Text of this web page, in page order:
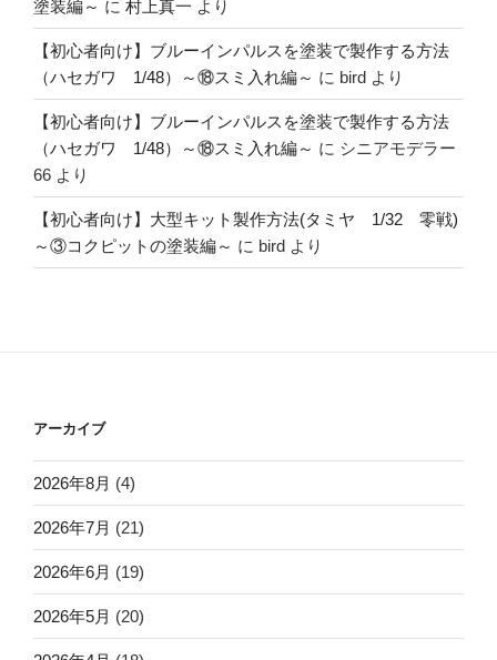
塗装編～ に 村上真一 より
【初心者向け】ブルーインパルスを塗装で製作する方法
（ハセガワ 1/48）～⑱スミ入れ編～ に bird より
【初心者向け】ブルーインパルスを塗装で製作する方法
（ハセガワ 1/48）～⑱スミ入れ編～ に シニアモデラー
66 より
【初心者向け】大型キット製作方法(タミヤ 1/32 零戦)
～③コクピットの塗装編～ に bird より
アーカイブ
2026年8月 (4)
2026年7月 (21)
2026年6月 (19)
2026年5月 (20)